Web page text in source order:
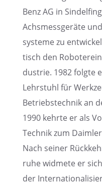
Benz AG in
Achsmess­ge­räte
sys­teme zu
tisch den
dus­trie. 1982 folgte
Lehrstuhl für
Betriebs­tech­nik an
1990 kehrte er als
Technik zum
Nach seiner
ruhe widmete er
der